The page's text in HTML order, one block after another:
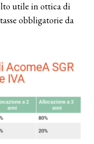
utile in ottica di
obbligatorie da